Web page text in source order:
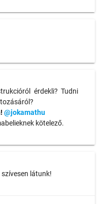
érdekli? Tudni
@jokamathu
kötelező.
látunk!